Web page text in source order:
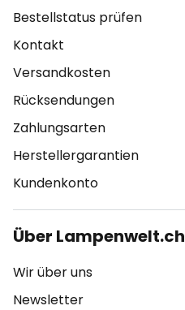
Bestellstatus prüfen
Kontakt
Versandkosten
Rücksendungen
Zahlungsarten
Herstellergarantien
Kundenkonto
Über Lampenwelt.ch
Wir über uns
Newsletter